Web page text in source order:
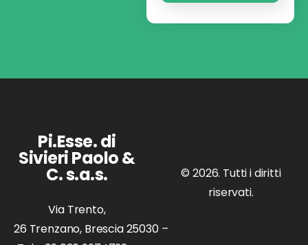
Pi.Esse. di
Sivieri Paolo &
C. s.a.s.
Via Trento,
26 Trenzano, Brescia 25030–
© 2026. Tutti i diritti
riservati.